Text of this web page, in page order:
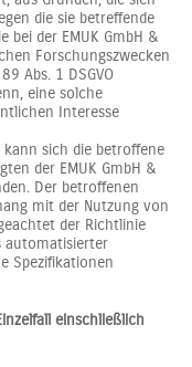
die sie betreffende
bei der EMUK GmbH &
Forschungszwecken
Abs. 1 DSGVO
eine solche
Interesse
kann sich die betroffene
der EMUK GmbH &
Der betroffenen
mit der Nutzung von
der Richtlinie
automatisierter
Spezifikationen
einschließlich